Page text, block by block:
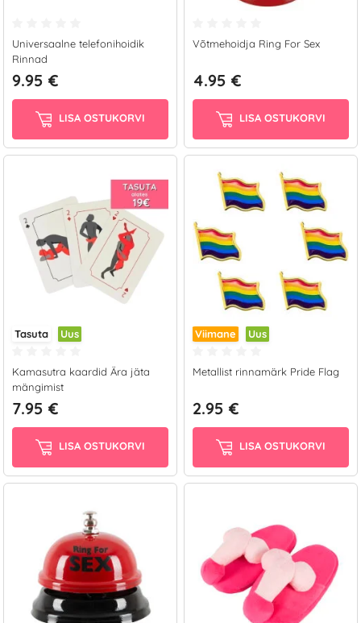
Universaalne telefonihoidik
Rinnad
9.95 €
LISA OSTUKORVI
Võtmehoidja Ring For Sex
4.95 €
LISA OSTUKORVI
Tasuta Uus
Kamasutra kaardid Ära jäta
mängimist
7.95 €
LISA OSTUKORVI
Viimane Uus
Metallist rinnamärk Pride Flag
2.95 €
LISA OSTUKORVI